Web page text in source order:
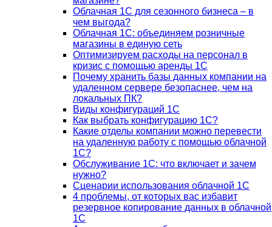
Облачная 1С для сезонного бизнеса – в
чем выгода?
Облачная 1С: объединяем розничные
магазины в единую сеть
Оптимизируем расходы на персонал в
кризис с помощью аренды 1С
Почему хранить базы данных компании на
удаленном сервере безопаснее, чем на
локальных ПК?
Виды конфигураций 1С
Как выбрать конфигурацию 1С?
Какие отделы компании можно перевести
на удаленную работу с помощью облачной
1С?
Обслуживание 1С: что включает и зачем
нужно?
Сценарии использования облачной 1С
4 проблемы, от которых вас избавит
резервное копирование данных в облачной
1С